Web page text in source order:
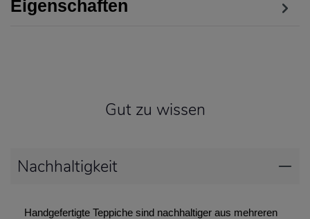
Eigenschaften
Gut zu wissen
Nachhaltigkeit
Handgefertigte Teppiche sind nachhaltiger aus mehreren